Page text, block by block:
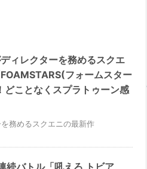
ィレクターを務めるスクエ
フォームスター
どことなくスプラトゥーン感
務めるスクエニの最新作